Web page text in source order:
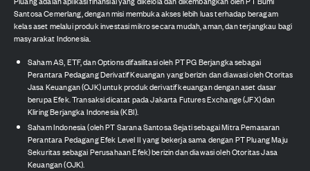
Santosa Cemerlang, dengan misi membuka akses lebih luas terhadap beragam
kelas aset melalui produk investasi mikro secara mudah, aman, dan terjangkau bagi
masyarakat Indonesia.
Saham AS, ETF, dan Options difasilitasi oleh PT PG Berjangka sebagai
Perantara Pedagang Derivatif Keuangan yang berizin dan diawasi oleh Otoritas
Jasa Keuangan (OJK) untuk produk derivatif keuangan dengan aset dasar
berupa Efek. Transaksi dicatat pada Jakarta Futures Exchange (JFX) dan
Kliring Berjangka Indonesia (KBI).
Saham Indonesia (oleh PT Sarana Santosa Sejati sebagai Mitra Pemasaran
Perantara Pedagang Efek Level II yang bekerja sama dengan PT Pluang Maju
Sekuritas sebagai Perusahaan Efek) berizin dan diawasi oleh Otoritas Jasa
Keuangan (OJK).